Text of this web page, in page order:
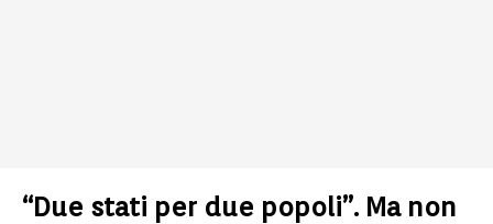
“Due stati per due popoli”. Ma non